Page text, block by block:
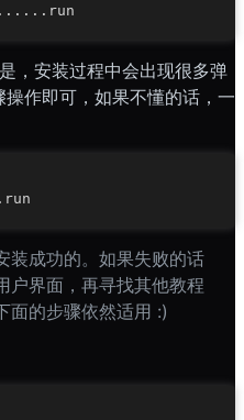
.. ..
，安装过程中会出现很多弹
作即可，如果不懂的话，一
装成功的。如果失败的话
户界面，再寻找其他教程
面的步骤依然适用 :)